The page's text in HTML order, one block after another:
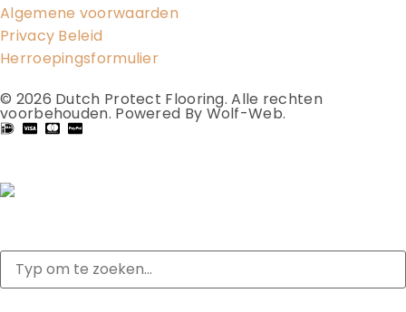
Algemene voorwaarden
Privacy Beleid
Herroepingsformulier
© 2026 Dutch Protect Flooring. Alle rechten
voorbehouden. Powered By Wolf-Web.